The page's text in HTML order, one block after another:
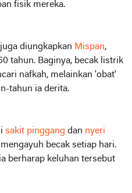
fisik mereka.
diungkapkan Mispan,
tahun. Baginya, becak listrik
nafkah, melainkan 'obat'
tahun ia derita.
sakit pinggang dan nyeri
becak setiap hari.
berharap keluhan tersebut